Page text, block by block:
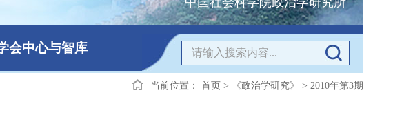
会中心与智库
当前位置： 首页 > 《政治学研究》 > 2010年第3期